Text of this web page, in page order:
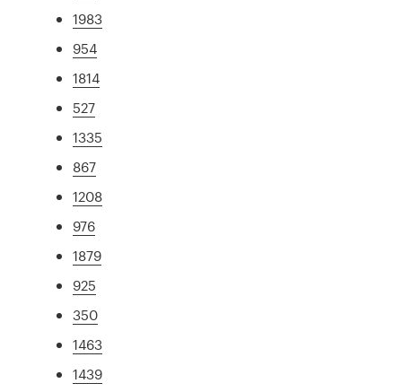
1983
954
1814
527
1335
867
1208
976
1879
925
350
1463
1439